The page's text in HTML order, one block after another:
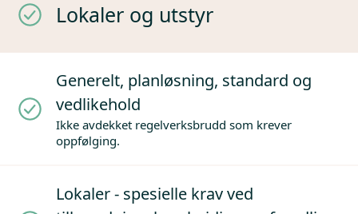
Lokaler og utstyr
Generelt, planløsning, standard og
vedlikehold
Ikke avdekket regelverksbrudd som krever
oppfølging.
Lokaler - spesielle krav ved